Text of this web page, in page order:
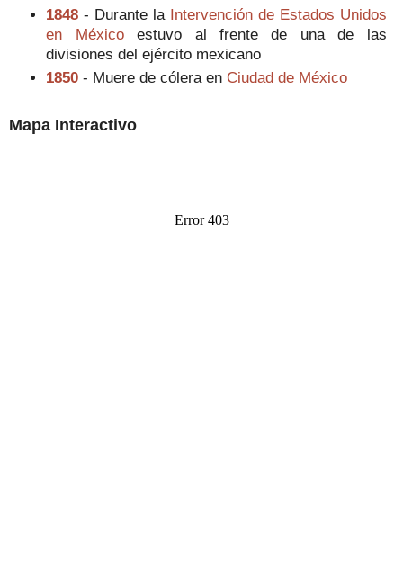
1848 - Durante la Intervención de Estados Unidos
en Méxicoestuvo al frente de una de las
divisiones del ejército mexicano
1850 - Muere de cólera en Ciudad de México
Mapa Interactivo